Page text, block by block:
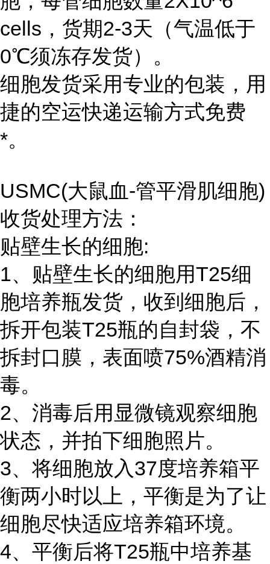
cells，货期2-3天（气温低于
0℃须冻存发货）。
细胞发货采用专业的包装，用
捷的空运快递运输方式免费
*。
USMC(大鼠血-管平滑肌细胞)
收货处理方法：
贴壁生长的细胞:
1、贴壁生长的细胞用T25细
胞培养瓶发货，收到细胞后，
拆开包装T25瓶的自封袋，不
拆封口膜，表面喷75%酒精消
毒。
2、消毒后用显微镜观察细胞
状态，并拍下细胞照片。
3、将细胞放入37度培养箱平
衡两小时以上，平衡是为了让
细胞尽快适应培养箱环境。
4、平衡后将T25瓶中培养基